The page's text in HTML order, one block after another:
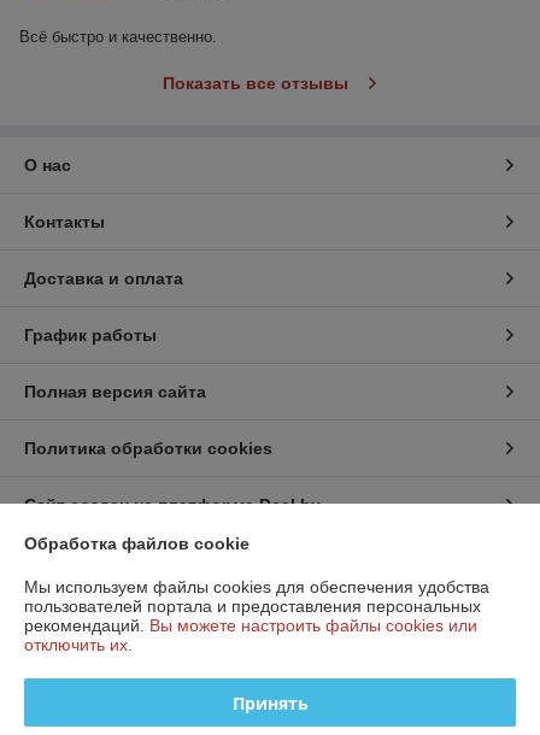
Всё быстро и качественно.
Показать все отзывы
О нас
Контакты
Доставка и оплата
График работы
Полная версия сайта
Политика обработки cookies
Сайт создан на платформе Deal.by
Информация для покупателя
Юридическое лицо: ООО «МостТехСервис»
Республика Беларусь, 220017 , г. Минск
Обработка файлов cookie
Мы используем файлы cookies для обеспечения удобства
пользователей портала и предоставления персональных
рекомендаций. Вы можете настроить файлы cookies или
отключить их.
Принять